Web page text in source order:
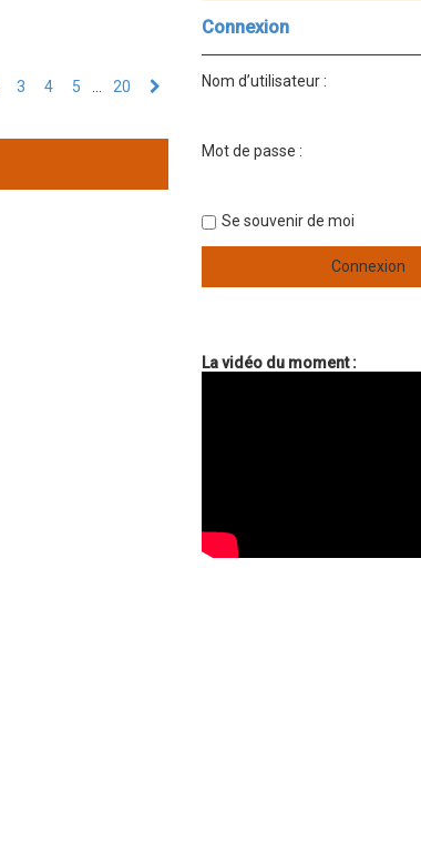
3 4 5 20
Connexion
Nom d’utilisateur :
Mot de passe :
Se souvenir de moi
La vidéo du moment :